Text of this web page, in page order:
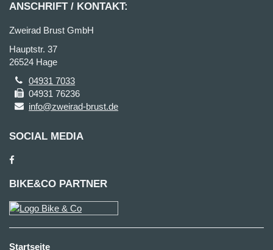
ANSCHRIFT / KONTAKT:
Zweirad Brust GmbH
Hauptstr. 37
26524 Hage
04931 7033
04931 76236
info@zweirad-brust.de
SOCIAL MEDIA
BIKE&CO PARTNER
Startseite